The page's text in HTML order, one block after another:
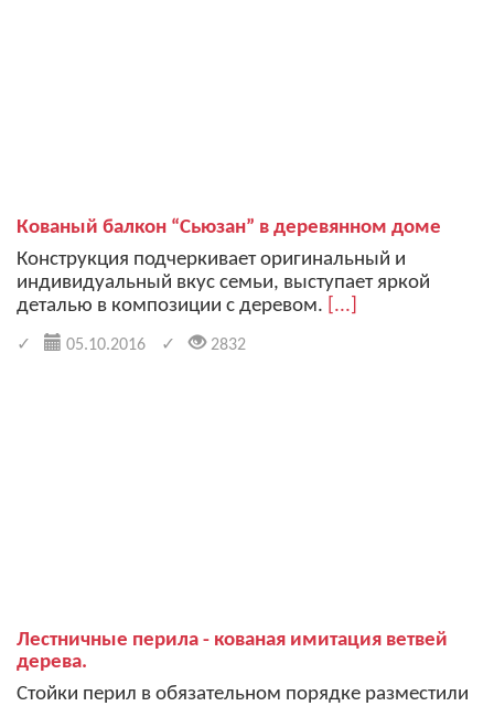
Кованый балкон “Сьюзан” в деревянном доме
Конструкция подчеркивает оригинальный и
индивидуальный вкус семьи, выступает яркой
деталью в композиции с деревом.
[...]
05.10.2016 2832
Лестничные перила - кованая имитация ветвей
дерева.
Стойки перил в обязательном порядке разместили